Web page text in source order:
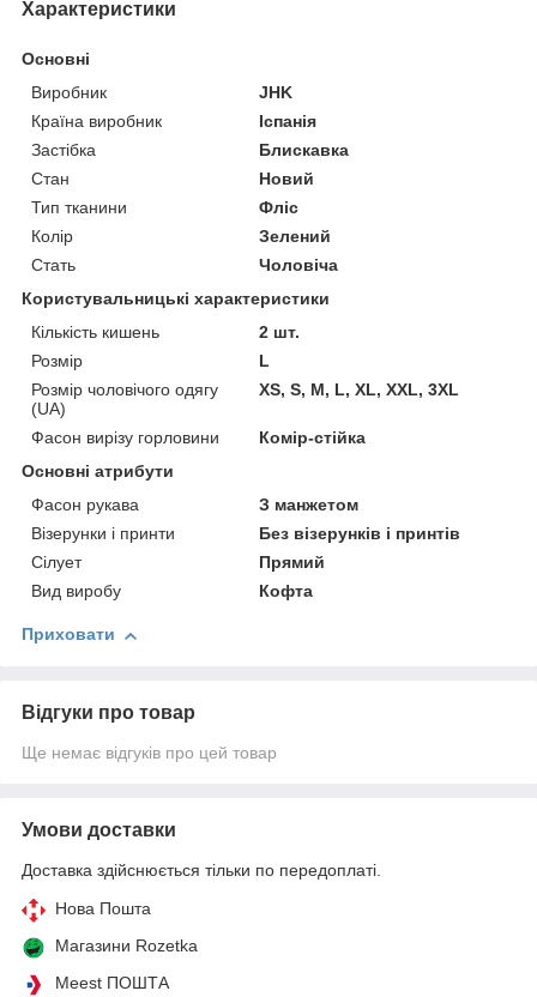
Характеристики
Основні
Виробник
JHK
Країна виробник
Іспанія
Застібка
Блискавка
Стан
Новий
Тип тканини
Фліс
Колір
Зелений
Стать
Чоловіча
Користувальницькі характеристики
Кількість кишень
2 шт.
Розмір
L
Розмір чоловічого одягу
(UA)
XS, S, M, L, XL, XXL, 3XL
Фасон вирізу горловини
Комір-стійка
Основні атрибути
Фасон рукава
З манжетом
Візерунки і принти
Без візерунків і принтів
Сілует
Прямий
Вид виробу
Кофта
Приховати
Відгуки про товар
Ще немає відгуків про цей товар
Умови доставки
Доставка здійснюється тільки по передоплаті.
Нова Пошта
Магазини Rozetka
Meest ПОШТА